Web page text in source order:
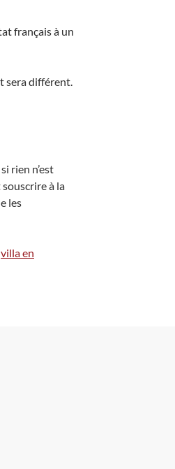
français à un
sera différent.
rien n’est
à la
les
villa en